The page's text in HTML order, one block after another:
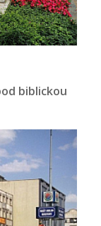
biblickou